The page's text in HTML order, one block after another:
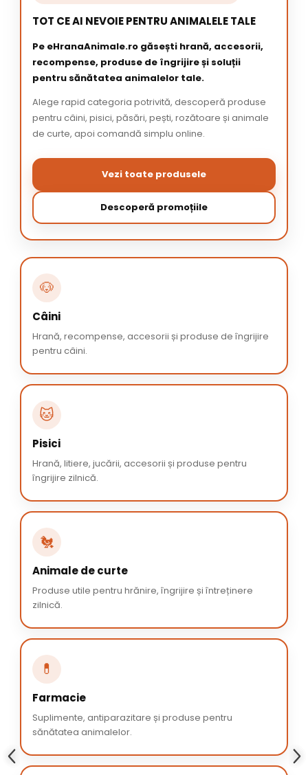
TOT CE AI NEVOIE PENTRU ANIMALELE TALE
Pe eHranaAnimale.ro găsești hrană, accesorii,
recompense, produse de îngrijire și soluții
pentru sănătatea animalelor tale.
Alege rapid categoria potrivită, descoperă produse
pentru câini, pisici, păsări, pești, rozătoare și animale
de curte, apoi comandă simplu online.
Vezi toate produsele
Descoperă promoțiile
🐶
Câini
Hrană, recompense, accesorii și produse de îngrijire
pentru câini.
🐱
Pisici
Hrană, litiere, jucării, accesorii și produse pentru
îngrijire zilnică.
🐔
Animale de curte
Produse utile pentru hrănire, îngrijire și întreținere
zilnică.
💊
Farmacie
Suplimente, antiparazitare și produse pentru
sănătatea animalelor.